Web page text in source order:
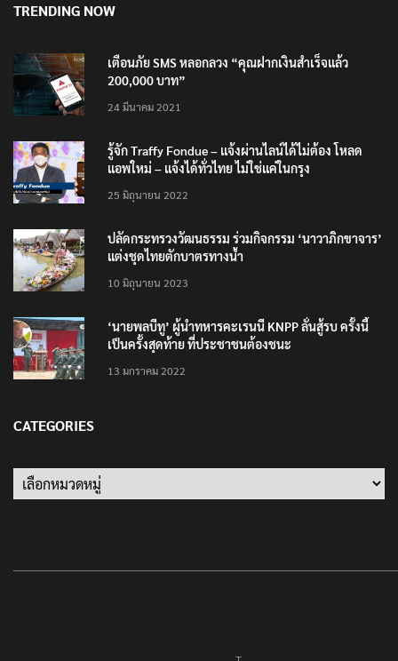
TRENDING NOW
เตือนภัย SMS หลอกลวง “คุณฝากเงินสำเร็จแล้ว
200,000 บาท”
24 มีนาคม 2021
รู้จัก Traffy Fondue – แจ้งผ่านไลน์ได้ไม่ต้อง โหลด
แอพใหม่ – แจ้งได้ทั่วไทย ไม่ใช่แค่ในกรุง
25 มิถุนายน 2022
ปลัดกระทรวงวัฒนธรรม ร่วมกิจกรรม ‘นาวาภิกขาจาร’
แต่งชุดไทยตักบาตรทางน้ำ
10 มิถุนายน 2023
‘นายพลบีทู’ ผู้นำทหารคะเรนนี KNPP ลั่นสู้รบ ครั้งนี้
เป็นครั้งสุดท้าย ที่ประชาชนต้องชนะ
13 มกราคม 2022
CATEGORIES